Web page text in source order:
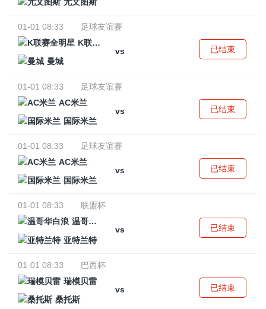
01-01 08:33
足球友谊赛
K联赛全明星
vs
曼城
已结束
01-01 08:33
足球友谊赛
AC米兰
vs
国际米兰
已结束
01-01 08:33
足球友谊赛
AC米兰
vs
国际米兰
已结束
01-01 08:33
联盟杯
温哥华白浪
vs
亚特兰特
已结束
01-01 08:33
巴西杯
瑞模贝雷
vs
桑托斯
已结束